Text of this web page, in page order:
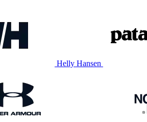
Helly Hansen